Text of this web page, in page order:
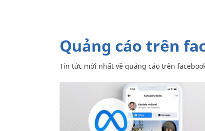
quảng cáo trên
Tin tức mới nhất về quảng cáo trên